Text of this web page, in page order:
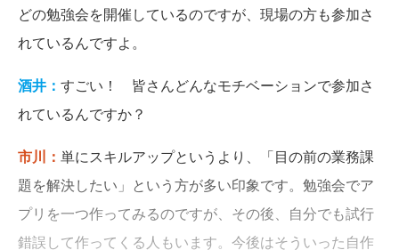
どの勉強会を開催しているのですが、現場の方も参加さ
れているんですよ。
酒井： すごい！ 皆さんどんなモチベーションで参加さ
れているんですか？
市川： 単にスキルアップというより、「目の前の業務課
題を解決したい」という方が多い印象です。勉強会でア
プリを一つ作ってみるのですが、その後、自分でも試行
錯誤して作ってくる人もいます。今後はそういった自作